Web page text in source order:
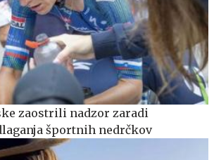
zaostrili nadzor zaradi
športnih nedrčkov